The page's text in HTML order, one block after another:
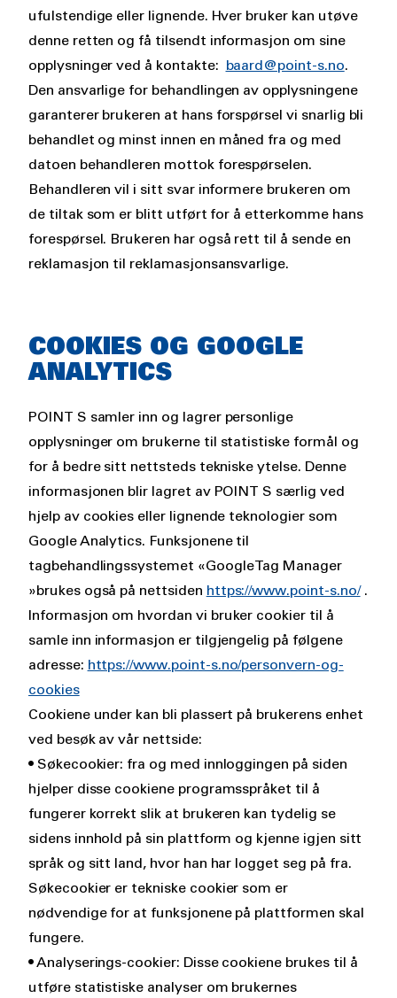
ufulstendige eller lignende. Hver bruker kan utøve
denne retten og få tilsendt informasjon om sine
opplysninger ved å kontakte:
baard@point-s.no.
Den ansvarlige for behandlingen av opplysningene
garanterer brukeren at hans forspørsel vi snarlig bli
behandlet og minst innen en måned fra og med
datoen behandleren mottok forespørselen.
Behandleren vil i sitt svar informere brukeren om
de tiltak som er blitt utført for å etterkomme hans
forespørsel. Brukeren har også rett til å sende en
reklamasjon til reklamasjonsansvarlige.
COOKIES OG GOOGLE
ANALYTICS
POINT S samler inn og lagrer personlige
opplysninger om brukerne til statistiske formål og
for å bedre sitt nettsteds tekniske ytelse. Denne
informasjonen blir lagret av POINT S særlig ved
hjelp av cookies eller lignende teknologier som
Google Analytics. Funksjonene til
tagbehandlingssystemet «Google Tag Manager
»brukes også på nettsiden https://www.point-s.no/.
Informasjon om hvordan vi bruker cookier til å
samle inn informasjon er tilgjengelig på følgene
adresse: https://www.point-s.no/personvern-og-
cookies
Cookiene under kan bli plassert på brukerens enhet
ved besøk av vår nettside:
• Søkecookier: fra og med innloggingen på siden
hjelper disse cookiene programsspråket til å
fungerer korrekt slik at brukeren kan tydelig se
sidens innhold på sin plattform og kjenne igjen sitt
språk og sitt land, hvor han har logget seg på fra.
Søkecookier er tekniske cookier som er
nødvendige for at funksjonene på plattformen skal
fungere.
• Analyserings-cookier: Disse cookiene brukes til å
utføre statistiske analyser om brukernes